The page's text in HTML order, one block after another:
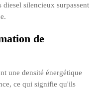
silencieux surpassent
de
une densité énergétique
ce qui signifie qu'ils